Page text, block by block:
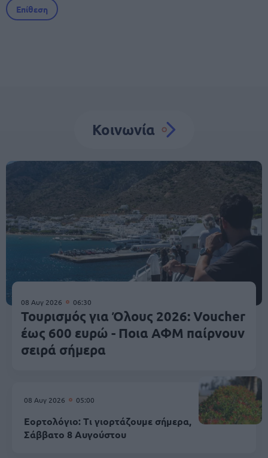
Επίθεση
Κοινωνία
08 Αυγ 2026 06:30
Τουρισμός για Όλους 2026: Voucher
έως 600 ευρώ - Ποια ΑΦΜ παίρνουν
σειρά σήμερα
08 Αυγ 2026 05:00
Εορτολόγιο: Τι γιορτάζουμε σήμερα,
Σάββατο 8 Αυγούστου